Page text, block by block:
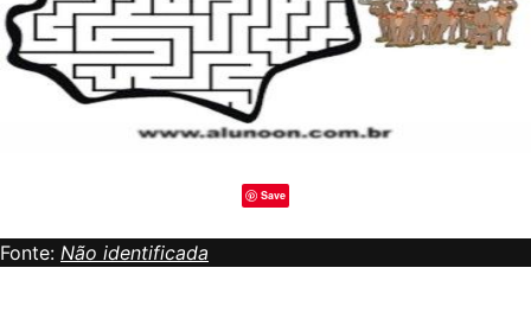
Save
Fonte: Não identificada